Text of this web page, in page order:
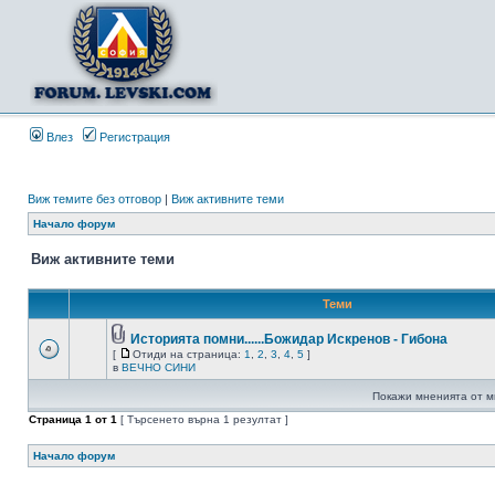
Влез Регистрация
Виж темите без отговор | Виж активните теми
Начало форум
Виж активните теми
Теми
Историята помни......Божидар Искренов - Гибона
[ Отиди на страница: 1 2 3 4 5 ]
в ВЕЧНО СИНИ
Покажи мненията от
Страница 1 от 1 [ Търсенето върна 1 резултат ]
Начало форум